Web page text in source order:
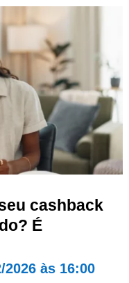
cashback
É
2026 às 16:00